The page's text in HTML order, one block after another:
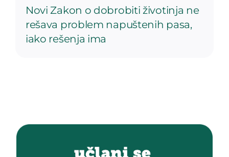
Novi Zakon o dobrobiti životinja ne
rešava problem napuštenih pasa,
iako rešenja ima